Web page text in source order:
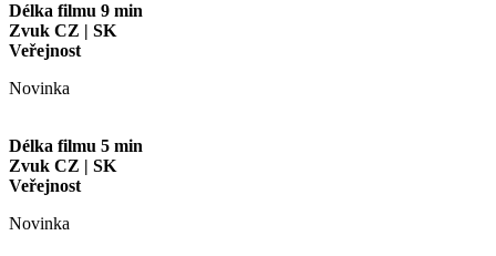
Délka filmu 9 min
Zvuk CZ | SK
Veřejnost
Novinka
Délka filmu 5 min
Zvuk CZ | SK
Veřejnost
Novinka